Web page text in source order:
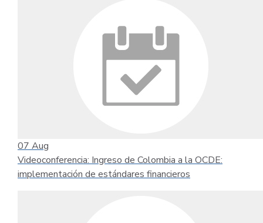
07 Aug
Videoconferencia: Ingreso de Colombia a la OCDE:
implementación de estándares financieros